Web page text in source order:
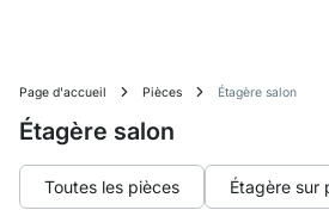
Page d'accueil Pièces Étagère salon
Étagère salon
Toutes les pièces Étagère sur